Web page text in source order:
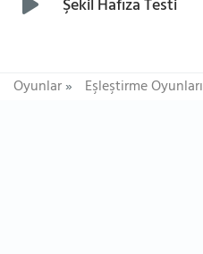
Şekil Hafıza Testi
Oyunlar» Eşleştirme Oyunları